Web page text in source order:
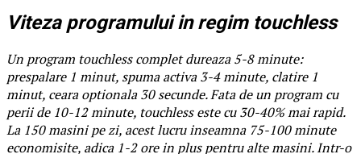
Viteza programului in regim touchless
Un program touchless complet dureaza 5-8 minute:
prespalare 1 minut, spuma activa 3-4 minute, clatire 1
minut, ceara optionala 30 secunde. Fata de un program cu
perii de 10-12 minute, touchless este cu 30-40% mai rapid.
La 150 masini pe zi, acest lucru inseamna 75-100 minute
economisite, adica 1-2 ore in plus pentru alte masini. Intr-o